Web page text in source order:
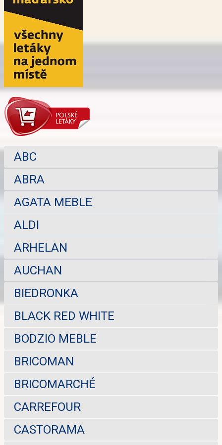
ABC
ABRA
AGATA MEBLE
ALDI
ARHELAN
AUCHAN
BIEDRONKA
BLACK RED WHITE
BODZIO MEBLE
BRICOMAN
BRICOMARCHÉ
CARREFOUR
CASTORAMA